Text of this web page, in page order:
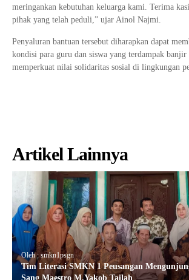
meringankan kebutuhan keluarga kami. Terima
pihak yang telah peduli,” ujar Ainol Najmi.
Penyaluran bantuan tersebut diharapkan dapat
kondisi para guru dan siswa yang terdampak banjir
memperkuat nilai solidaritas sosial di lingkungan
Artikel Lainnya
Oleh : smkn1psgn
Tim Literasi SMKN 1 Peusangan
Sang Maestro M.Yakob Tailah